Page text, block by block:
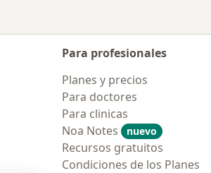
Para profesionales
Planes y precios
Para doctores
Para clinicas
Noa Notes
nuevo
Recursos gratuitos
Condiciones de los Planes